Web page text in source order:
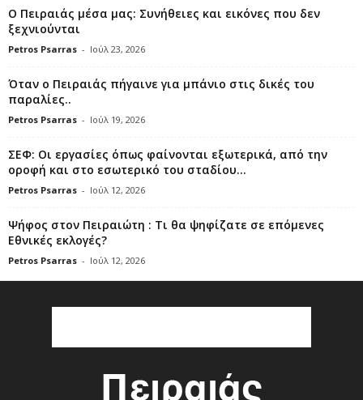
Ο Πειραιάς μέσα μας: Συνήθειες και εικόνες που δεν
ξεχνιούνται
Petros Psarras - Ιούλ 23, 2026
Όταν ο Πειραιάς πήγαινε για μπάνιο στις δικές του
παραλίες..
Petros Psarras - Ιούλ 19, 2026
ΣΕΦ: Οι εργασίες όπως φαίνονται εξωτερικά, από την
οροφή και στο εσωτερικό του σταδίου...
Petros Psarras - Ιούλ 12, 2026
Ψήφος στον Πειραιώτη : Τι θα ψηφίζατε σε επόμενες
Εθνικές εκλογές?
Petros Psarras - Ιούλ 12, 2026